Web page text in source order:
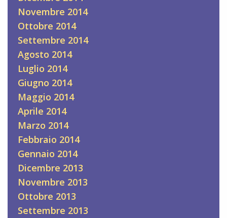
Novembre 2014
Ottobre 2014
Settembre 2014
Agosto 2014
Luglio 2014
Giugno 2014
Maggio 2014
Aprile 2014
Marzo 2014
Febbraio 2014
Gennaio 2014
Dicembre 2013
Novembre 2013
Ottobre 2013
Settembre 2013